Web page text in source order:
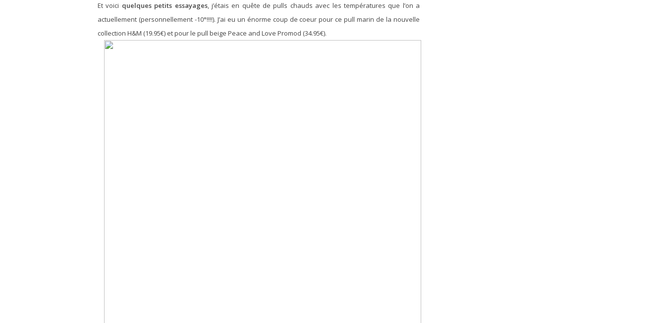
Et voici quelques petits essayages, j’étais en quête de pulls chauds avec les températures que l’on a
actuellement (personnellement -10°!!!!). J’ai eu un énorme coup de coeur pour ce pull marin de la nouvelle
collection H&M (19.95€) et pour le pull beige Peace and Love Promod (34.95€).